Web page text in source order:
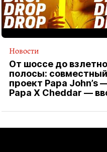
Новости
От шоссе до
полосы: совместный
проект Papa John’s
Papa X Cheddar —
водителя службы